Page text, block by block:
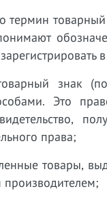
термин
знак
Это
права;
товары,
производителем;